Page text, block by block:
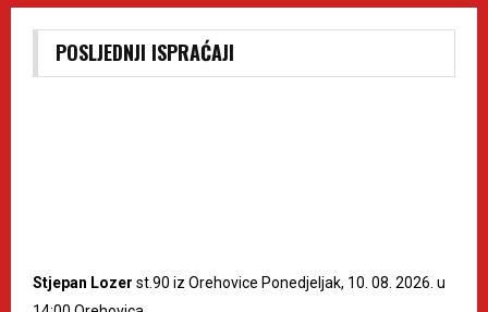
POSLJEDNJI ISPRAĆAJI
Stjepan Lozer st.90 iz Orehovice Ponedjeljak, 10. 08. 2026. u